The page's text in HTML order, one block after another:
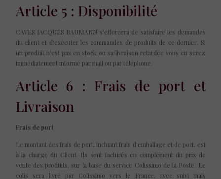
Article 5 : Disponibilité
CAVES JACQUES BAUMANN s'efforcera de satisfaire les demandes
du client et d'exécuter les commandes de produits de ce dernier. Si
un produit n'est pas en stock ou sa livraison retardée vous en serez
immédiatement informé par mail ou par téléphone.
Article 6 : Frais de port et
Livraison
Frais de port
Le montant des frais de port, incluant frais d'emballage et de port, est
à la charge du Client. Ils sont facturés en complément du prix de
vente des produits, sur la base du service Colissimo de la Poste. Le
colis sera livré par Colissimo vers le France, avec suivi mais